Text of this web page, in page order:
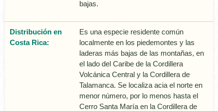
bajas.
Distribución en
Costa Rica:
Es una especie residente común
localmente en los piedemontes y las
laderas más bajas de las montañas, en
el lado del Caribe de la Cordillera
Volcánica Central y la Cordillera de
Talamanca. Se localiza acia el norte en
menor número, por lo menos hasta el
Cerro Santa María en la Cordillera de